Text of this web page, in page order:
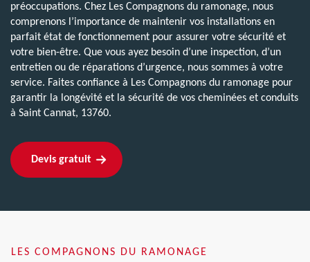
préoccupations. Chez Les Compagnons du ramonage, nous
comprenons l’importance de maintenir vos installations en
parfait état de fonctionnement pour assurer votre sécurité et
votre bien-être. Que vous ayez besoin d’une inspection, d’un
entretien ou de réparations d’urgence, nous sommes à votre
service. Faites confiance à Les Compagnons du ramonage pour
garantir la longévité et la sécurité de vos cheminées et conduits
à Saint Cannat, 13760.
Devis gratuit
LES COMPAGNONS DU RAMONAGE